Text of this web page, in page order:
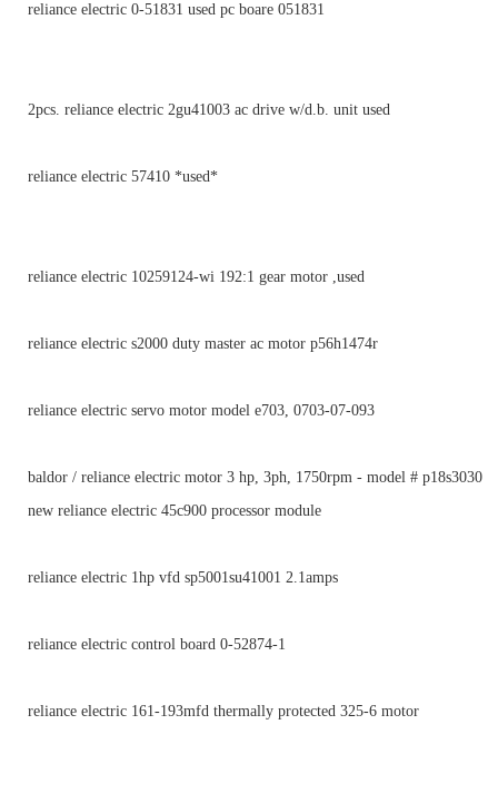
reliance electric 0-51831 used pc boare 051831
2pcs. reliance electric 2gu41003 ac drive w/d.b. unit used
reliance electric 57410 *used*
reliance electric 10259124-wi 192:1 gear motor ,used
reliance electric s2000 duty master ac motor p56h1474r
reliance electric servo motor model e703, 0703-07-093
baldor / reliance electric motor 3 hp, 3ph, 1750rpm - model # p18s3030
new reliance electric 45c900 processor module
reliance electric 1hp vfd sp5001su41001 2.1amps
reliance electric control board 0-52874-1
reliance electric 161-193mfd thermally protected 325-6 motor